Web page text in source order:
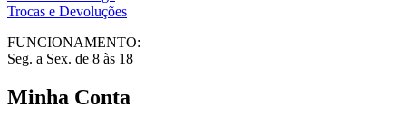
Trocas e Devoluções
FUNCIONAMENTO:
Seg. a Sex. de 8 às 18
Minha Conta